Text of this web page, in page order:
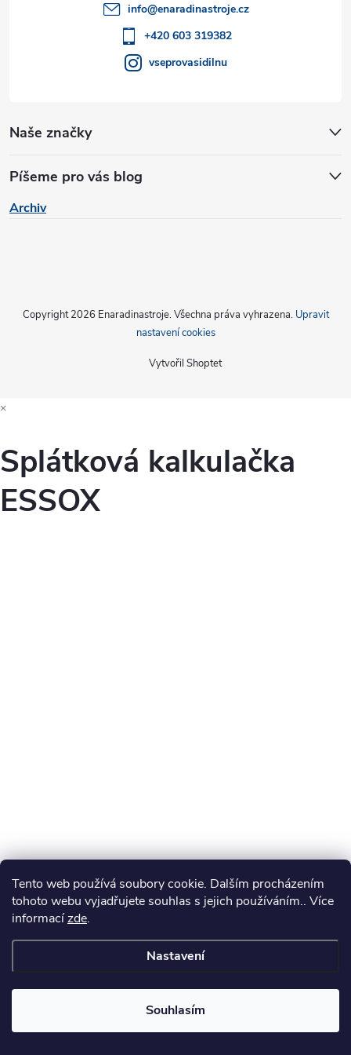
Tento web používá soubory cookie. Dalším procházením
tohoto webu vyjadřujete souhlas s jejich používáním.. Více
informacízde.
Nastavení
Souhlasím
y
ý
p
Naše značky
Píšeme pro vás blog
Archiv
info@enaradinastroje.cz
+420 603 319382
vseprovasidilnu
Vytvořil Shoptet
Copyright 2026 Enaradinastroje. Všechna práva vyhrazena. Upravit
nastavení cookies
×
Splátková kalkulačka
ESSOX